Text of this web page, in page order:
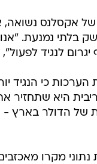
אקסלנס נשואה,
לנגיד
כי הנגיד
בשיעור הריבית
של הדולר בארץ
מקרו